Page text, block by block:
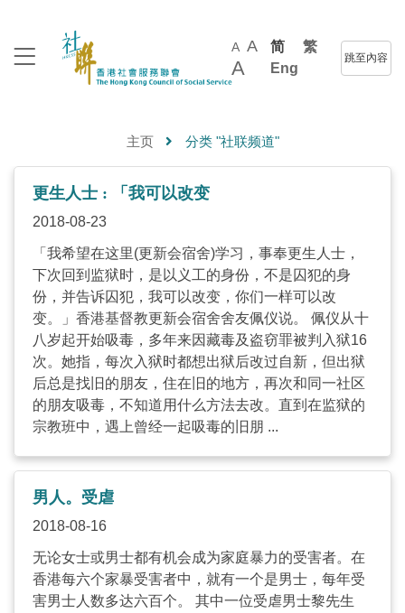
A A
A
简
繁
Eng
跳至內容
主页 分类 "社联频道"
更生人士 : 「我可以改变
2018-08-23
「我希望在这里(更新会宿舍)学习，事奉更生人士，
下次回到监狱时，是以义工的身份，不是囚犯的身
份，并告诉囚犯，我可以改变，你们一样可以改
变。」香港基督教更新会宿舍舍友佩仪说。 佩仪从十
八岁起开始吸毒，多年来因藏毒及盗窃罪被判入狱16
次。她指，每次入狱时都想出狱后改过自新，但出狱
后总是找旧的朋友，住在旧的地方，再次和同一社区
的朋友吸毒，不知道用什么方法去改。直到在监狱的
宗教班中，遇上曾经一起吸毒的旧朋 ...
男人。受虐
2018-08-16
无论女士或男士都有机会成为家庭暴力的受害者。在
香港每六个家暴受害者中，就有一个是男士，每年受
害男士人数多达六百个。 其中一位受虐男士黎先生